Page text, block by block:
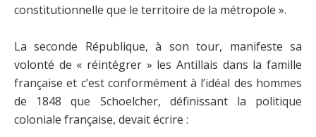
constitutionnelle que le territoire de la métropole ».
La seconde République, à son tour, manifeste sa
volonté de « réintégrer » les Antillais dans la famille
française et c’est conformément à l’idéal des hommes
de 1848 que Schoelcher, définissant la politique
coloniale française, devait écrire :